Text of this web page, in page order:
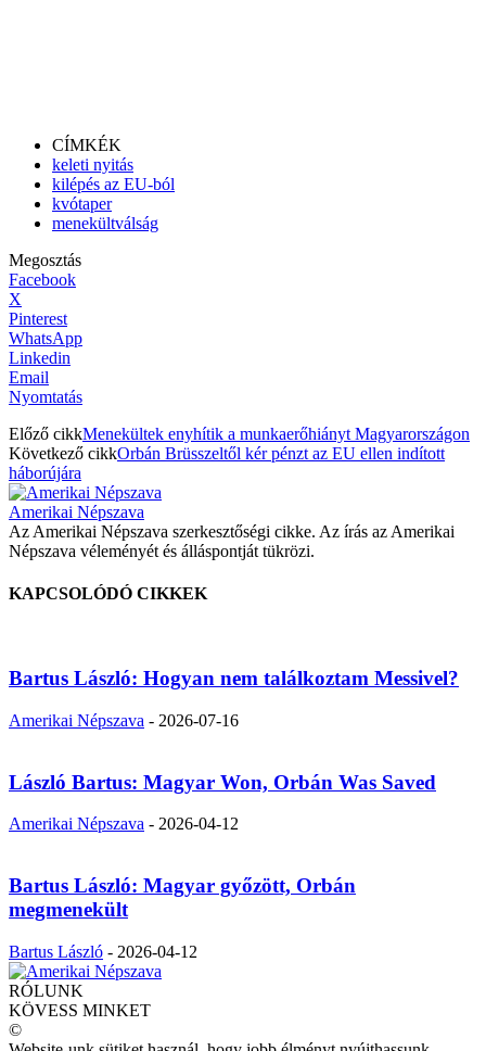
CÍMKÉK
keleti nyitás
kilépés az EU-ból
kvótaper
menekültválság
Megosztás
Facebook
X
Pinterest
WhatsApp
Linkedin
Email
Nyomtatás
Előző cikkMenekültek enyhítik a munkaerőhiányt Magyarországon
Következő cikkOrbán Brüsszeltől kér pénzt az EU ellen indított
háborújára
Amerikai Népszava
Az Amerikai Népszava szerkesztőségi cikke. Az írás az Amerikai
Népszava véleményét és álláspontját tükrözi.
KAPCSOLÓDÓ CIKKEK
Bartus László: Hogyan nem találkoztam Messivel?
Amerikai Népszava - 2026-07-16
László Bartus: Magyar Won, Orbán Was Saved
Amerikai Népszava - 2026-04-12
Bartus László: Magyar győzött, Orbán
megmenekült
Bartus László - 2026-04-12
RÓLUNK
KÖVESS MINKET
©